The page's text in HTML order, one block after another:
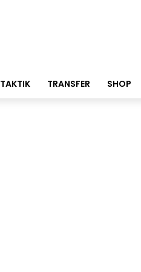
TAKTIK TRANSFER SHOP